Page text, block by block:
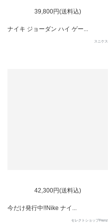
39,800円(送料込)
ナイキ ジョーダン ハイ ゲー...
スニケス
42,300円(送料込)
今だけ発行中!!Nike ナイ...
セレクトショップFrenz